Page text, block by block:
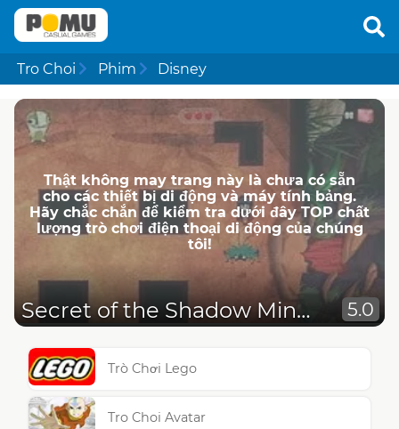
Tro Choi Phim Disney
Thật không may trang này là chưa có sẵn
cho các thiết bị di động và máy tính bảng.
Hãy chắc chắn để kiểm tra dưới đây TOP chất
lượng trò chơi điện thoại di động của chúng
tôi!
Secret of the Shadow Mines 5.0
Trò Chơi Lego
Tro Choi Avatar